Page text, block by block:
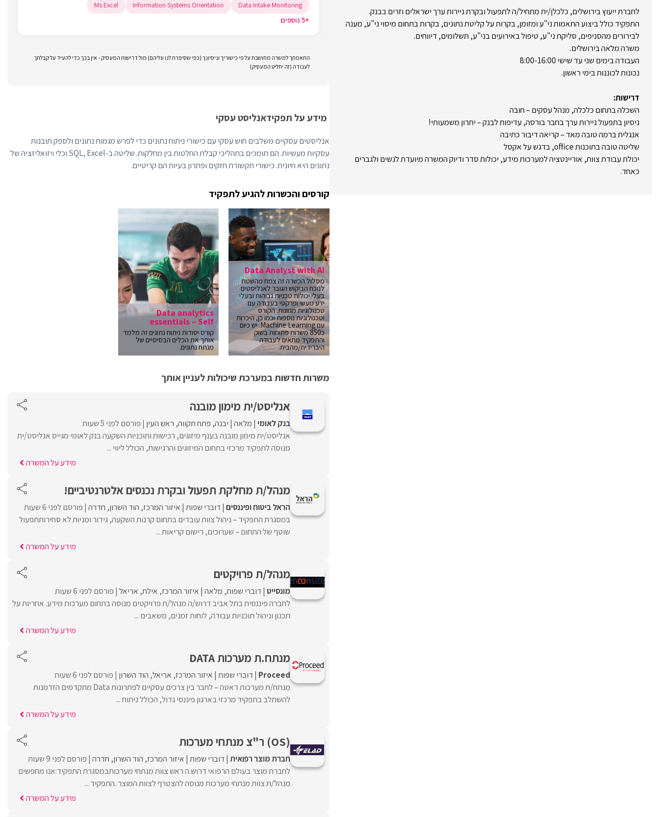
לחברת ייעוץ בירושלים, כלכלן/ית מתחיל/ה לתפעול ובקרת ניירות ערך ישראלים וזרים בבנק.
התפקיד כולל ביצוע התאמות ני"ע ומזומן, בקרות על קליטת נתונים, בקרות בתחום מיסוי ני"ע, מענה
לבירורים מהסניפים, סליקת ני"ע, טיפול באירועים בני"ע, תשלומים, דיווחים.
משרה מלאה בירושלים.
העבודה בימים שני עד שישי 8:00-16:00
נכונות לכוננות בימי ראשון.
דרישות:
השכלה בתחום כלכלה, מנהל עסקים – חובה
ניסיון בתפעול ניירות ערך בחבר בורסה, עדיפות לבנק – יתרון משמעותי!
אנגלית ברמה טובה מאד – קריאה דיבור כתיבה
שליטה טובה בתוכנות office, בדגש על אקסל
יכולת עבודת צוות, אוריינטציה למערכות מידע, יכולות סדר ודיוק המשרה מיועדת לנשים ולגברים
כאחד.
Data Intake Monitoring
Information Systems Orientation
Ms Excel
+5 נוספים
התאמתך למשרה מחושבת על פי כישוריך וניסיונך (כפי שסיפרת לנו עליהם) מול דרישות המעסיק - אין בכך כדי להעיד על קבלתך
לעבודה (זה יחליט המעסיק)
מידע על תפקידאנליסט עסקי
אנליסטים עסקיים משלבים חוש עסקי עם כישורי ניתוח נתונים כדי לפרש מגמות נתונים ולספק תובנות
עסקיות מעשיות. הם תומכים בתהליכי קבלת החלטות בין מחלקות. שליטה ב-SQL, Excel וכלי ויזואליזציה של
נתונים היא חיונית. כישורי תקשורת חזקים ופתרון בעיות הם קריטיים.
קורסים והכשרות להגיע לתפקיד
Data Analyst with AI
מסלול הכשרה זה צמח מהשטח
לנוכח הביקוש הגובר לאנליסטים
בעלי יכולות טכניות גבוהות ובעלי
ידע מעשי ופרקטי בעבודה עם
טכנולוגיות מגוונות. הקורס
וטכנולוגיות נוספות וכמו כן, היכרות
עם Machine Learning. יש כיום
כ850 משרות פתוחות בשוק
והתפקיד מתאים לעבודה
היברידית/מהבית.
Data analytics
essentials – Self
קורס יסודות ניתוח נתונים זה מלמד
אותך את הכלים הבסיסיים של
מנתח נתונים.
משרות חדשות במערכת שיכולות לעניין אותך
אנליסט/ית מימון מובנה
בנק לאומי מלאה יבנה פתח תקווה ראש העין פורסם לפני 5 שעות
אנליסט/ית מימון מובנה בענף מיזוגים, רכישות ותוכניות השקעה בנק לאומי מגייס אנליסט/ית
מנוסה לתפקיד מרכזי בתחום המיזוגים והרגישות, הכולל ליווי ...
מידע על המשרה
מנהל/ת מחלקת תפעול ובקרת נכנסים אלטרנטיביים!
הראל ביטוח ופיננסים דוברי שפות איזור המרכז הוד השרון חדרה פורסם לפני 6 שעות
במסגרת התפקיד – ניהול צוות עובדים בתחום קרנות השקעה, גידור ומניות לא סחירותתפעול
שוטף של התחום – שערוכים, רישום קריאות ...
מידע על המשרה
מנהל/ת פרויקטים
מונסייט דוברי שפות מלאה איזור המרכז אילת אריאל פורסם לפני 6 שעות
לחברה פיננסית בתל אביב דרוש/ה מנהל/ת פרויקטים מנוסה בתחום מערכות מידע. אחריות על
תכנון וניהול תוכניות עבודה, לוחות זמנים, משאבים ...
מידע על המשרה
מנתח.ת מערכות DATA
Proceed‏ דוברי שפות איזור המרכז אריאל הוד השרון פורסם לפני 6 שעות
מנתח/ת מערכות דאטה – לחבר בין צרכים עסקיים לפתרונות Data מתקדמים הזדמנות
להשתלב בתפקיד מרכזי בארגון פיננסי גדול, הכולל ניתוח ...
מידע על המשרה
(OS) ר"צ מנתחי מערכות
חברת מוצר רפואית דוברי שפות איזור המרכז הוד השרון חדרה פורסם לפני 9 שעות
לחברת מוצר בעולם הרפואי דרוש.ה ראש צוות מנתחי מערכותבמסגרת התפקיד:אנו מחפשים
מנהל/ת צוות מנתחי מערכות מנוסה להצטרף לצוות המוצר .התפקיד ...
מידע על המשרה